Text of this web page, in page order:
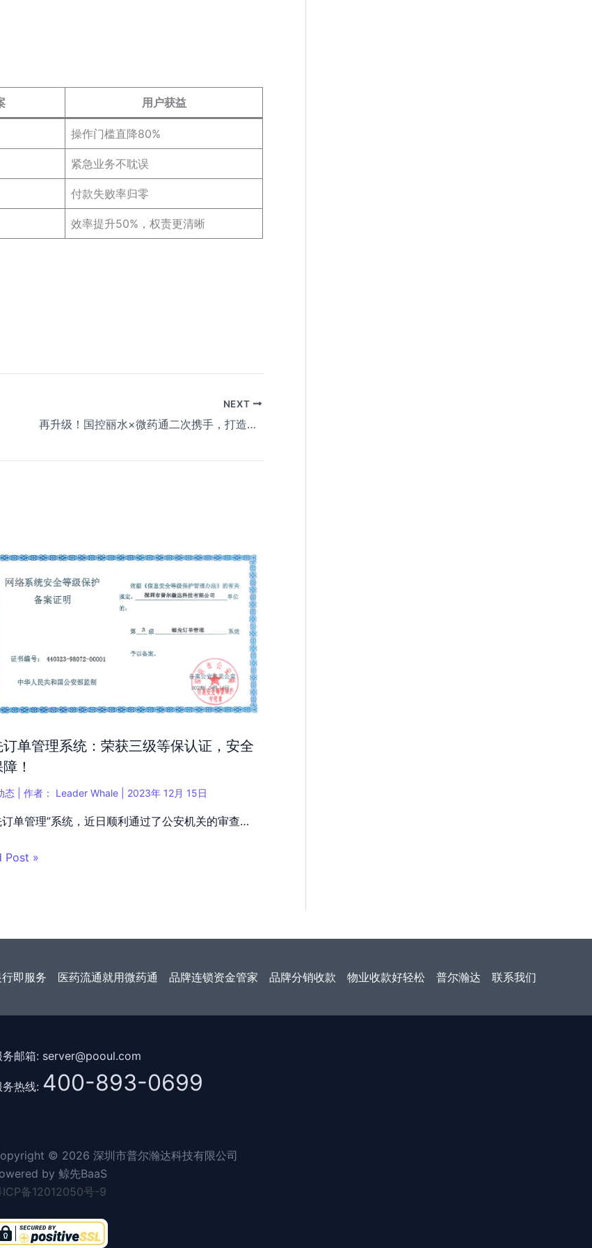
用户获益
操作门槛直降80%
紧急业务不耽误
付款失败率归零
效率提升50%，权责更清晰
NEXT
再升级！国控丽水×微药通二次携手，打造浙西南医药数智生态
订单管理系统：荣获三级等保认证，安全
！
态 | 作者： Leader Whale 2023年 12月 15日
订单管理”系统，近日顺利通过了公安机关的审查…
Post »
即服务 医药流通就用微药通 品牌连锁资金管家 品牌分销收款 物业收款好轻松 普尔瀚达 联系我们
务邮箱: server@pooul.com
务热线: 400-893-0699
© 2026 深圳市普尔瀚达科技有限公司
by 鲸先BaaS
ICP备12012050号-9